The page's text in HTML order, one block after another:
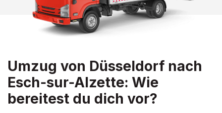
Umzug von Düsseldorf nach
Esch-sur-Alzette: Wie
bereitest du dich vor?